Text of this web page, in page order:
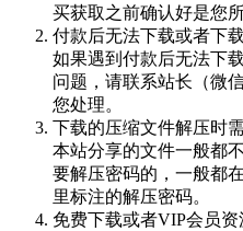
买获取之前确认好是您
付款后无法下载或者下
如果遇到付款后无法下
问题，请联系站长（微
您处理。
下载的压缩文件解压时
本站分享的文件一般都
要解压密码的，一般都
里标注的解压密码。
免费下载或者VIP会员资